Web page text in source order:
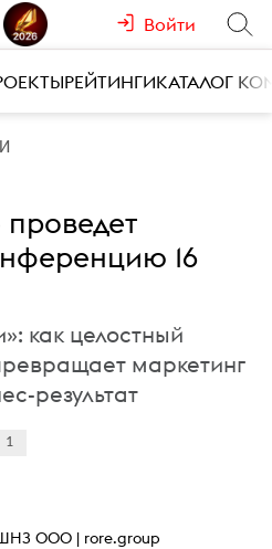
Войти
РЕЙТИНГИКАТАЛОГ
проведет
16
как целостный
маркетинг
результат
1
ООО | rore.group